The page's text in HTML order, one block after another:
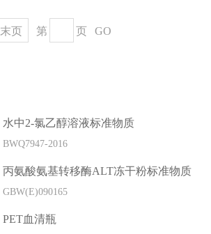
末页 第 页 GO
水中2-氯乙醇溶液标准物质
BWQ7947-2016
丙氨酸氨基转移酶ALT冻干粉标准物质
GBW(E)090165
PET血清瓶